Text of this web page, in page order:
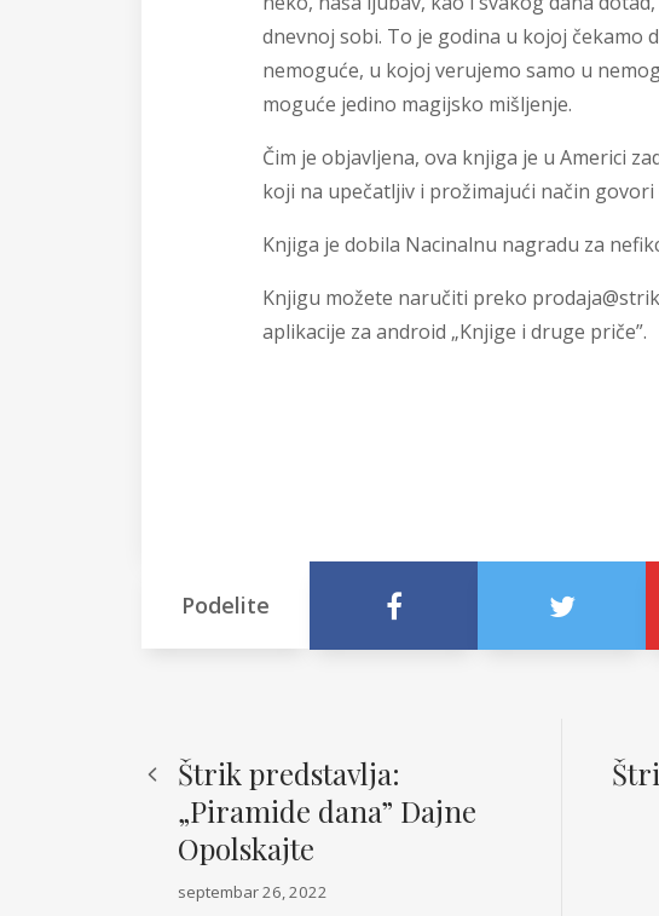
dnevnoj sobi. To je godina u kojoj čekamo
nemoguće, u kojoj verujemo samo u
moguće jedino magijsko mišljenje.
Čim je objavljena, ova knjiga je u Americi
koji na upečatljiv i prožimajući način
Knjiga je dobila Nacinalnu nagradu za
Knjigu možete naručiti preko
aplikacije za android „Knjige i druge priče”.
Podelite
Štrik predstavlja:
„Piramide dana” Dajne
Opolskajte
septembar 26, 2022